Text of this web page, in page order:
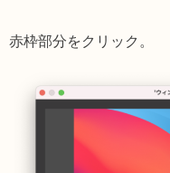
赤枠部分をクリック。